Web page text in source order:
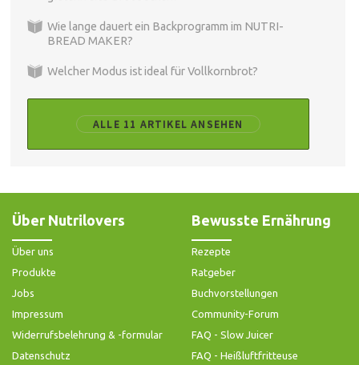
Wie lange dauert ein Backprogramm im NUTRI-
BREAD MAKER?
Welcher Modus ist ideal für Vollkornbrot?
ALLE 11 ARTIKEL ANSEHEN
Über Nutrilovers
Über uns
Produkte
Jobs
Impressum
Widerrufsbelehrung & -formular
Datenschutz
Bewusste Ernährung
Rezepte
Ratgeber
Buchvorstellungen
Community-Forum
FAQ - Slow Juicer
FAQ - Heißluftfritteuse